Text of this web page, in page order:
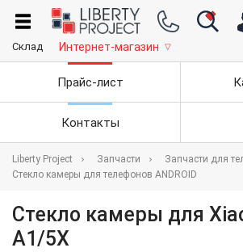
Склад Интернет-магазин ▽
Прайс-лист
Контакты
Liberty Project Запчасти
Запчасти для
Стекло камеры для телефонов ANDROID
Стекло камеры для
A1/5X